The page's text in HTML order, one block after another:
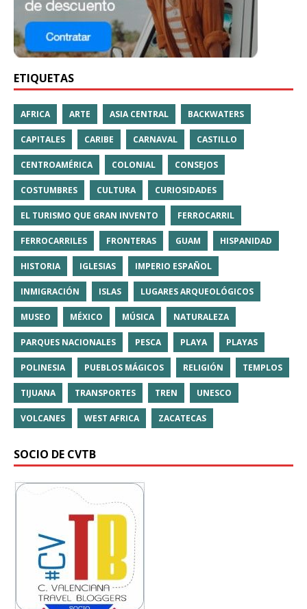
ETIQUETAS
AFRICA ARTE ASIA CENTRAL BACKWATERS
CAPITALES CARIBE CARNAVAL CASTILLO
CENTROAMÉRICA COLONIAL CONSEJOS
COSTUMBRES CULTURA CURIOSIDADES
EL TURISMO QUE GRAN INVENTO FERROCARRIL
FERROCARRILES FRONTERAS GUAM HISPANIDAD
HISTORIA IGLESIAS IMPERIO ESPAÑOL
INMIGRACIÓN ISLAS LUGARES ARQUEOLÓGICOS
MUSEO MÉXICO MÚSICA NATURALEZA
PARQUES NACIONALES PESCA PLAYA PLAYAS
POLINESIA PUEBLOS MÁGICOS RELIGIÓN TEMPLOS
TIJUANA TRANSPORTES TREN UNESCO
VOLCANES WEST AFRICA ZACATECAS
SOCIO DE CVTB